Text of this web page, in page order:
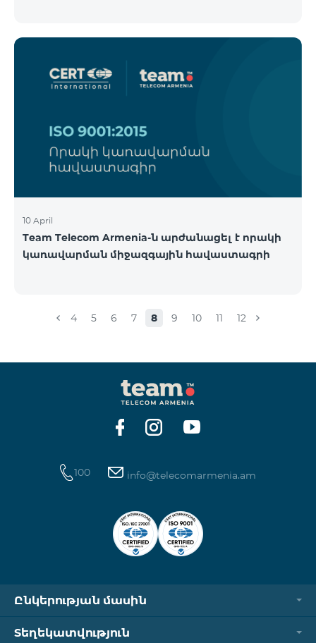
10 April
Team Telecom Armenia-ն արժանացել է որակի
կառավարման միջազգային հավաստագրի
4 5 6 7 8 9 10 11 12
100 info@telecomarmenia.am
Ընկերության մասին
Տեղեկատվություն